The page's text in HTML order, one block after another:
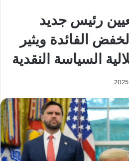
رئيس جديد
الفائدة ويثير
السياسة النقدية